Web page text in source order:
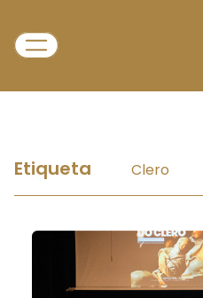
Etiqueta Clero